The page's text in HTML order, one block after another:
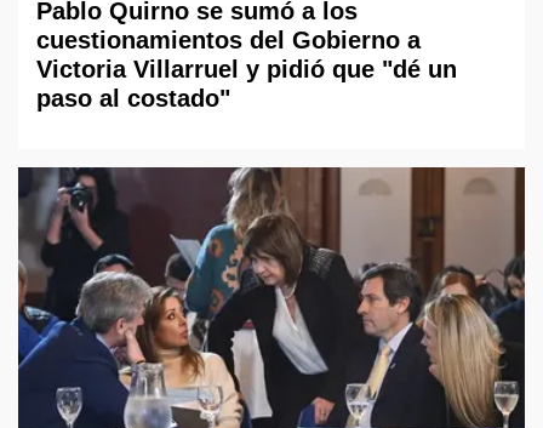
Pablo Quirno se sumó a los
cuestionamientos del Gobierno a
Victoria Villarruel y pidió que "dé un
paso al costado"